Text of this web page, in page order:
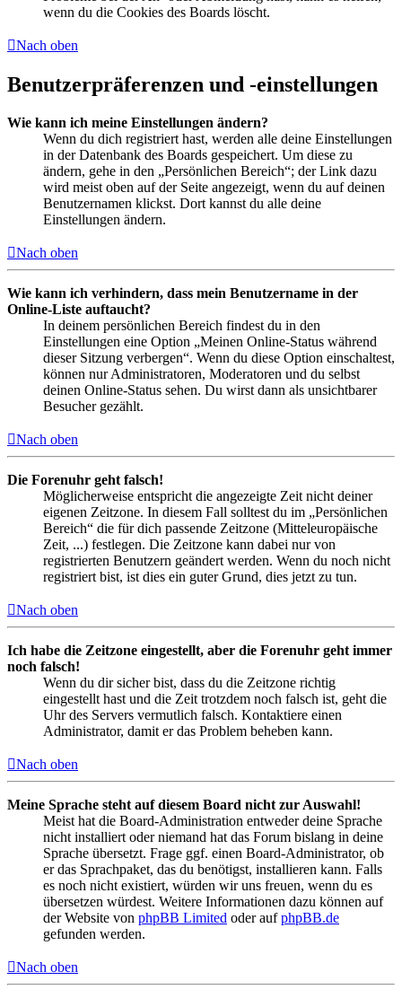
wenn du die Cookies des Boards löscht.
Nach oben
Benutzerpräferenzen und -einstellungen
Wie kann ich meine Einstellungen ändern?
Wenn du dich registriert hast, werden alle deine Einstellungen
in der Datenbank des Boards gespeichert. Um diese zu
ändern, gehe in den „Persönlichen Bereich“; der Link dazu
wird meist oben auf der Seite angezeigt, wenn du auf deinen
Benutzernamen klickst. Dort kannst du alle deine
Einstellungen ändern.
Nach oben
Wie kann ich verhindern, dass mein Benutzername in der
Online-Liste auftaucht?
In deinem persönlichen Bereich findest du in den
Einstellungen eine Option „Meinen Online-Status während
dieser Sitzung verbergen“. Wenn du diese Option einschaltest,
können nur Administratoren, Moderatoren und du selbst
deinen Online-Status sehen. Du wirst dann als unsichtbarer
Besucher gezählt.
Nach oben
Die Forenuhr geht falsch!
Möglicherweise entspricht die angezeigte Zeit nicht deiner
eigenen Zeitzone. In diesem Fall solltest du im „Persönlichen
Bereich“ die für dich passende Zeitzone (Mitteleuropäische
Zeit, ...) festlegen. Die Zeitzone kann dabei nur von
registrierten Benutzern geändert werden. Wenn du noch nicht
registriert bist, ist dies ein guter Grund, dies jetzt zu tun.
Nach oben
Ich habe die Zeitzone eingestellt, aber die Forenuhr geht immer
noch falsch!
Wenn du dir sicher bist, dass du die Zeitzone richtig
eingestellt hast und die Zeit trotzdem noch falsch ist, geht die
Uhr des Servers vermutlich falsch. Kontaktiere einen
Administrator, damit er das Problem beheben kann.
Nach oben
Meine Sprache steht auf diesem Board nicht zur Auswahl!
Meist hat die Board-Administration entweder deine Sprache
nicht installiert oder niemand hat das Forum bislang in deine
Sprache übersetzt. Frage ggf. einen Board-Administrator, ob
er das Sprachpaket, das du benötigst, installieren kann. Falls
es noch nicht existiert, würden wir uns freuen, wenn du es
übersetzen würdest. Weitere Informationen dazu können auf
der Website von phpBB Limited oder aufphpBB.de
gefunden werden.
Nach oben